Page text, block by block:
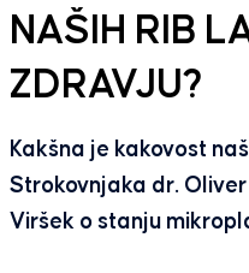
NAŠIH RIB
ZDRAVJU?
Kakšna je kakovost
Strokovnjaka dr.
Viršek o stanju